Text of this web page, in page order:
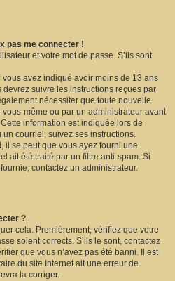
pas me connecter !
et votre mot de passe. S’ils sont
vous avez indiqué avoir moins de 13 ans
devrez suivre les instructions reçues par
nécessiter que toute nouvelle
même ou par un administrateur avant
information est indiquée lors de
un courriel, suivez ses instructions.
il se peut que vous ayez fourni une
ait été traité par un filtre anti-spam. Si
contactez un administrateur.
?
cela. Premièrement, vérifiez que votre
soient corrects. S’ils le sont, contactez
que vous n’avez pas été banni. Il est
du site Internet ait une erreur de
la corriger.